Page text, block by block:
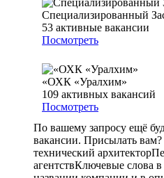
Специализированный
53 активные вакансии
Посмотреть
«ОХК «Уралхим»
109 активных вакансий
Посмотреть
По вашему запросу ещё
вакансии. Присылать вам?
технический архитектор
агентствКлючевые слова в